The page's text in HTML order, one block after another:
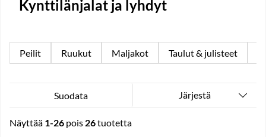
Kynttilänjalat ja lyhdyt
Peilit Ruukut Maljakot Taulut & julisteet
Suodata Järjestä
Näyttää 1-26 pois 26tuotetta